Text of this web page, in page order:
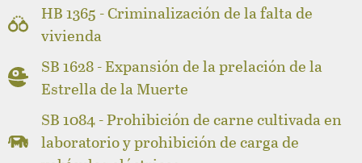
HB 1365 - Criminalización de la falta de
vivienda
SB 1628 - Expansión de la prelación de la
Estrella de la Muerte
SB 1084 - Prohibición de carne cultivada en
laboratorio y prohibición de carga de